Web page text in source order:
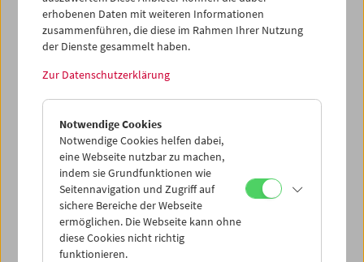
Collection on Screen: Positionen. Renate
Bertlmann, Tatjana Ivančić, Maria Lassnig
erhobenen Daten mit weiteren Informationen
zusammenführen, die diese im Rahmen Ihrer Nutzung
der Dienste gesammelt haben.
Zur Datenschutzerklärung
Notwendige Cookies
Notwendige Cookies helfen dabei,
eine Webseite nutzbar zu machen,
indem sie Grundfunktionen wie
Seitennavigation und Zugriff auf
sichere Bereiche der Webseite
ermöglichen. Die Webseite kann ohne
diese Cookies nicht richtig
funktionieren.